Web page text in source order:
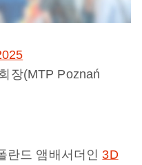
장(MTP Poznań
란드 앰배서더인3D